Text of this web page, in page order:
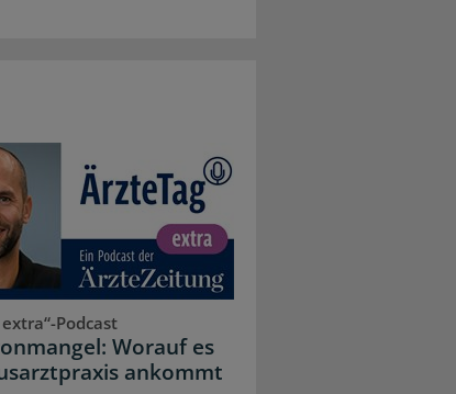
Podcast
Worauf es
ankommt